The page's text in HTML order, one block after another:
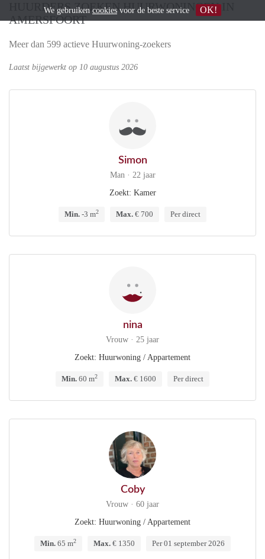
HUURDERS ZOEKEN HUURWONINGEN IN
AMERSFOORT
Meer dan 599 actieve Huurwoning-zoekers
Laatst bijgewerkt op 10 augustus 2026
Simon
Man · 22 jaar
Zoekt: Kamer
Min. -3 m2 Max. € 700 Per direct
nina
Vrouw · 25 jaar
Zoekt: Huurwoning / Appartement
Min. 60 m2 Max. € 1600 Per direct
Coby
Vrouw · 60 jaar
Zoekt: Huurwoning / Appartement
Min. 65 m2 Max. € 1350 Per 01 september 2026
We gebruiken cookies voor de beste service OK!